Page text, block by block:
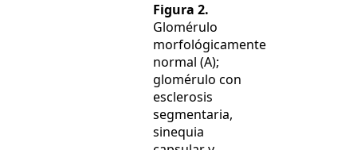
Figura 2.
Glomérulo
morfológicamente
normal (A);
glomérulo con
esclerosis
segmentaria,
sinequia